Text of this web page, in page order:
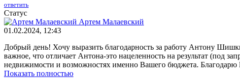
ответить
Статус
Артем Малаевский
01.02.2024, 12:43
Добрый день! Хочу выразить благодарность за работу Антону
важное, что отличает Антона-это нацеленность на результат (под
недвижимости и возможностях именно Вашего бюджета.
Показать полностью